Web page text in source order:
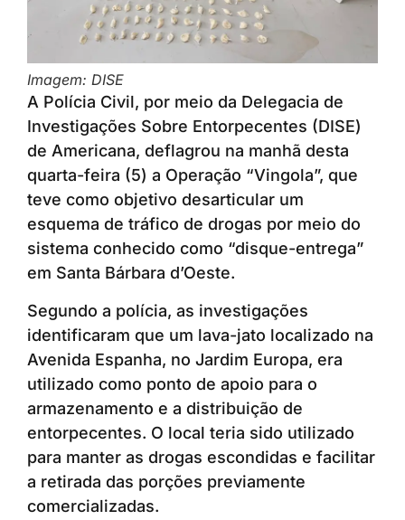
Imagem: DISE
A Polícia Civil, por meio da Delegacia de
Investigações Sobre Entorpecentes (DISE)
de Americana, deflagrou na manhã desta
quarta-feira (5) a Operação “Vingola”, que
teve como objetivo desarticular um
esquema de tráfico de drogas por meio do
sistema conhecido como “disque-entrega”
em Santa Bárbara d’Oeste.
Segundo a polícia, as investigações
identificaram que um lava-jato localizado na
Avenida Espanha, no Jardim Europa, era
utilizado como ponto de apoio para o
armazenamento e a distribuição de
entorpecentes. O local teria sido utilizado
para manter as drogas escondidas e facilitar
a retirada das porções previamente
comercializadas.